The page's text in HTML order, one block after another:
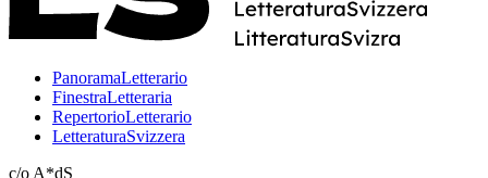
PanoramaLetterario
FinestraLetteraria
RepertorioLetterario
LetteraturaSvizzera
c/o A*dS